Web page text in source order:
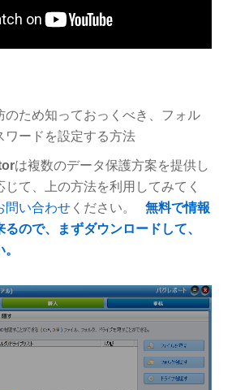
のため知っておっくべき、フォル
ワードを設定する方法
は複数のデータ保護方案を提供し
て、上の方法を利用してみてく
問い合わせ ください。 無料で情報
ので、まずダウンロードして、